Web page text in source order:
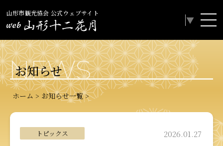
山形市観光協会 公式ウェブサイト
▼
お知らせ
NEWS
ホーム お知らせ一覧
トピックス 2026.01.27